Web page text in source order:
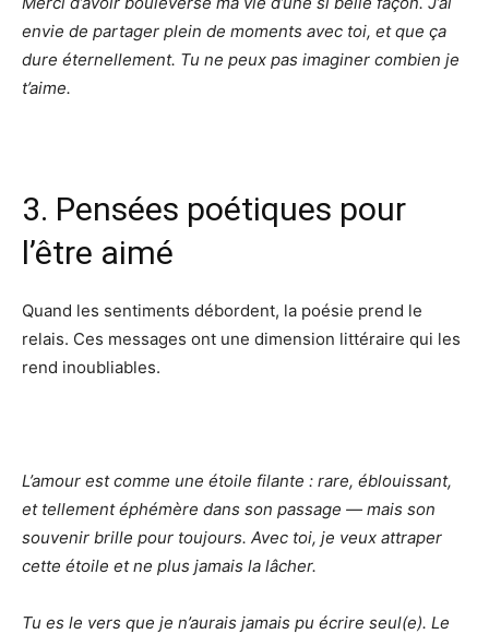
envie de partager plein de moments avec toi, et que ça
dure éternellement. Tu ne peux pas imaginer combien je
t’aime.
3. Pensées poétiques pour
l’être aimé
Quand les sentiments débordent, la poésie prend le
relais. Ces messages ont une dimension littéraire qui les
rend inoubliables.
L’amour est comme une étoile filante : rare, éblouissant,
et tellement éphémère dans son passage — mais son
souvenir brille pour toujours. Avec toi, je veux attraper
cette étoile et ne plus jamais la lâcher.
Tu es le vers que je n’aurais jamais pu écrire seul(e). Le